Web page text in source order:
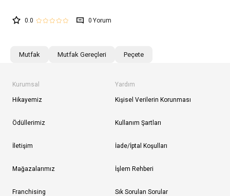
0.0 0
Mutfak Mutfak Gereçleri Peçete
Kurumsal
Hikayemiz
Ödüllerimiz
İletişim
Mağazalarımız
Franchising
Yardım
Kişisel Verilerin Korunması
Kullanım Şartları
İade/İptal Koşulları
İşlem Rehberi
Sık Sorulan Sorular